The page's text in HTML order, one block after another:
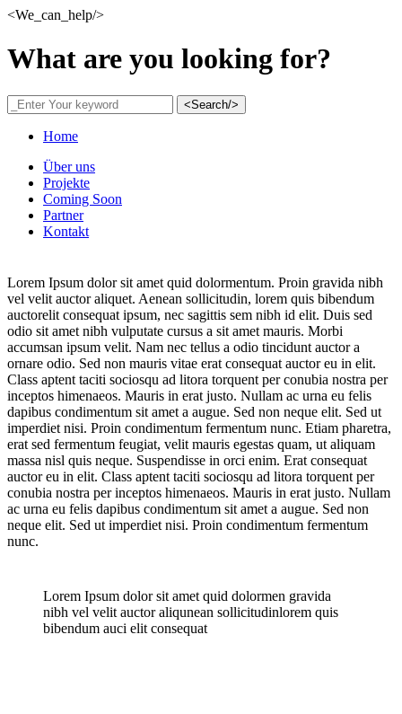
<We_can_help/>
What are you looking for?
<Search/>
Home
Über uns
Projekte
Coming Soon
Partner
Kontakt
Lorem Ipsum dolor sit amet quid dolormentum. Proin gravida nibh
vel velit auctor aliquet. Aenean sollicitudin, lorem quis bibendum
auctorelit consequat ipsum, nec sagittis sem nibh id elit. Duis sed
odio sit amet nibh vulputate cursus a sit amet mauris. Morbi
accumsan ipsum velit. Nam nec tellus a odio tincidunt auctor a
ornare odio. Sed non mauris vitae erat consequat auctor eu in elit.
Class aptent taciti sociosqu ad litora torquent per conubia nostra per
inceptos himenaeos. Mauris in erat justo. Nullam ac urna eu felis
dapibus condimentum sit amet a augue. Sed non neque elit. Sed ut
imperdiet nisi. Proin condimentum fermentum nunc. Etiam pharetra,
erat sed fermentum feugiat, velit mauris egestas quam, ut aliquam
massa nisl quis neque. Suspendisse in orci enim. Erat consequat
auctor eu in elit. Class aptent taciti sociosqu ad litora torquent per
conubia nostra per inceptos himenaeos. Mauris in erat justo. Nullam
ac urna eu felis dapibus condimentum sit amet a augue. Sed non
neque elit. Sed ut imperdiet nisi. Proin condimentum fermentum
nunc.
Lorem Ipsum dolor sit amet quid dolormen gravida
nibh vel velit auctor aliqunean sollicitudinlorem quis
bibendum auci elit consequat